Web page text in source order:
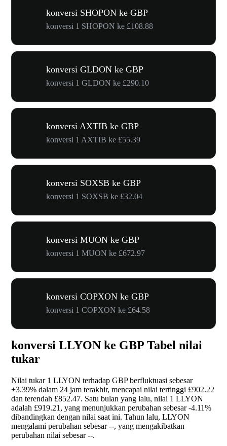
konversi SHOPON ke GBP
konversi 1 SHOPON ke £108.88
konversi GLDON ke GBP
konversi 1 GLDON ke £290.10
konversi AXTIB ke GBP
konversi 1 AXTIB ke £55.39
konversi SOXSB ke GBP
konversi 1 SOXSB ke £32.04
konversi MUON ke GBP
konversi 1 MUON ke £672.97
konversi COPXON ke GBP
konversi 1 COPXON ke £64.58
konversi LLYON ke GBP Tabel nilai
tukar
Nilai tukar 1 LLYON terhadap GBP berfluktuasi sebesar
+3.39% dalam 24 jam terakhir, mencapai nilai tertinggi £902.22
dan terendah £852.47. Satu bulan yang lalu, nilai 1 LLYON
adalah £919.21, yang menunjukkan perubahan sebesar-4.11%
dibandingkan dengan nilai saat ini. Tahun lalu, LLYON
mengalami perubahan sebesar--, yang mengakibatkan
perubahan nilai sebesar--.